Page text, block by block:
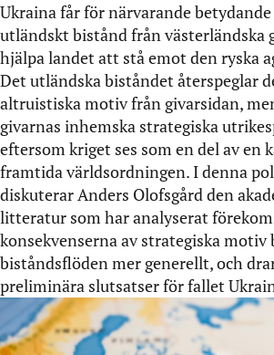
Ukraina får för närvarande
utländskt bistånd från västerländska
hjälpa landet att stå emot den ryska
Det utländska biståndet återspeglar
altruistiska motiv från givarsidan,
givarnas inhemska strategiska
eftersom kriget ses som en del av en
framtida världsordningen. I denna
diskuterar Anders Olofsgård den
litteratur som har analyserat
konsekvenserna av strategiska motiv
biståndsflöden mer generellt, och
preliminära slutsatser för fallet